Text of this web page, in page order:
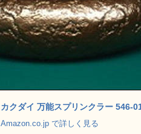
カクダイ 万能スプリンクラー 546-
Amazon.co.jp で詳しく見る